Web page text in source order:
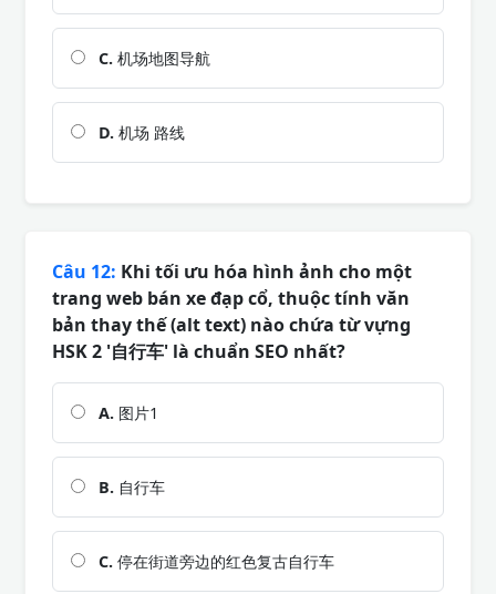
C. 机场地图导航
D. 机场 路线
Câu 12: Khi tối ưu hóa hình ảnh cho một
trang web bán xe đạp cổ, thuộc tính văn
bản thay thế (alt text) nào chứa từ vựng
HSK 2 '自行车' là chuẩn SEO nhất?
A. 图片1
B. 自行车
C. 停在街道旁边的红色复古自行车